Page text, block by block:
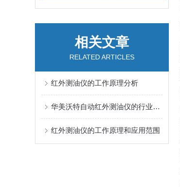
相关文章
RELATED ARTICLES
红外测油仪的工作原理分析
华美沃特自动红外测油仪的行业应用有哪些？
红外测油仪的工作原理和应用范围